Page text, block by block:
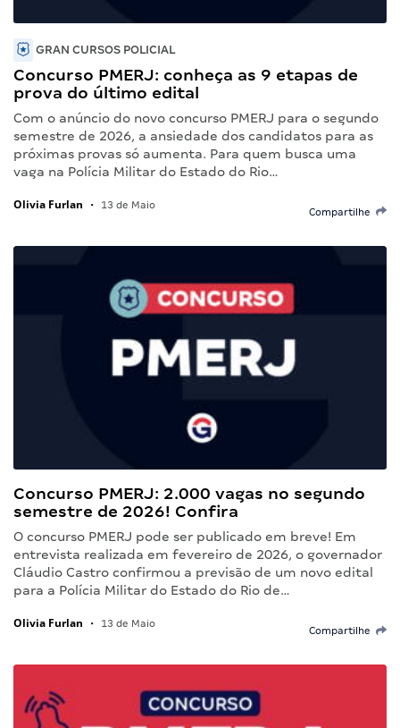
GRAN CURSOS POLICIAL
Concurso PMERJ: conheça as 9 etapas de
prova do último edital
Com o anúncio do novo concurso PMERJ para o segundo
semestre de 2026, a ansiedade dos candidatos para as
próximas provas só aumenta. Para quem busca uma
vaga na Polícia Militar do Estado do Rio…
Olivia Furlan • 13 de Maio
Compartilhe
Concurso PMERJ: 2.000 vagas no segundo
semestre de 2026! Confira
O concurso PMERJ pode ser publicado em breve! Em
entrevista realizada em fevereiro de 2026, o governador
Cláudio Castro confirmou a previsão de um novo edital
para a Polícia Militar do Estado do Rio de…
Olivia Furlan • 13 de Maio
Compartilhe